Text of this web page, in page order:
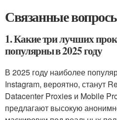
Связанные
1. Какие три лучших
популярны в 2025 году
В 2025 году наиболее
Instagram, вероятно, станут
Datacenter Proxies и Mobile
предлагают высокую